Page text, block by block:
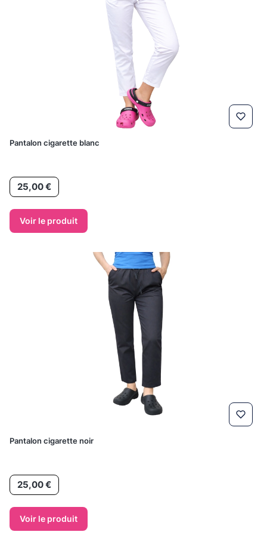
Pantalon cigarette blanc
Prix25,00 €
Voir le produit
Pantalon cigarette noir
Prix25,00 €
Voir le produit